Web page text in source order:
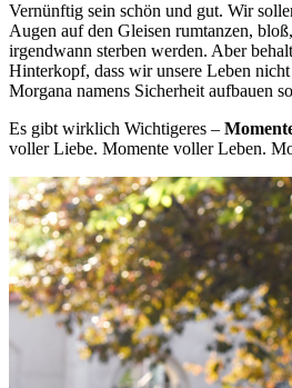
Vernünftig sein schön und gut. Wir
Augen auf den Gleisen rumtanzen,
irgendwann sterben werden. Aber
Hinterkopf, dass wir unsere Leben
Morgana namens Sicherheit aufbauen
Es gibt wirklich Wichtigeres –
voller Liebe. Momente voller Leben.